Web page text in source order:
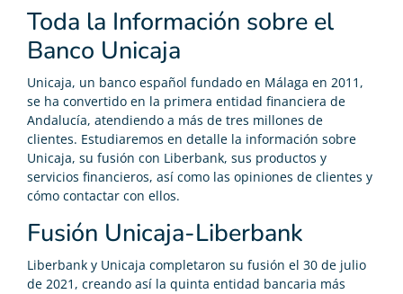
Toda la Información sobre el
Banco Unicaja
Unicaja, un banco español fundado en Málaga en 2011,
se ha convertido en la primera entidad financiera de
Andalucía, atendiendo a más de tres millones de
clientes. Estudiaremos en detalle la información sobre
Unicaja, su fusión con Liberbank, sus productos y
servicios financieros, así como las opiniones de clientes y
cómo contactar con ellos.
Fusión Unicaja-Liberbank
Liberbank y Unicaja completaron su fusión el 30 de julio
de 2021, creando así la quinta entidad bancaria más